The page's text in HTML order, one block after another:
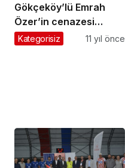
Gökçeköy’lü Emrah
Özer’in cenazesi
Uzuntarla’da toprağa
Kategorisiz 11 yıl önce